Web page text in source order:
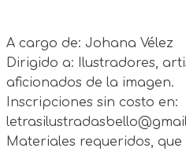
A cargo de: Johana Vélez
Dirigido a: Ilustradores,
aficionados de la imagen.
Inscripciones sin costo en:
Materiales requeridos,